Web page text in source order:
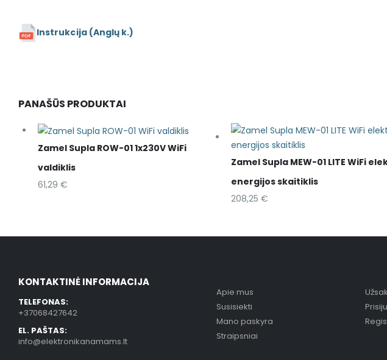
Instrukcija (Anglų k.)
PANAŠŪS PRODUKTAI
Zamel Supla ROW-01 1x230V WiFi
valdiklis
61,29 €
Zamel Supla MEW-01 LITE WiFi
energijos skaitiklis
208,25 €
KONTAKTINĖ INFORMACIJA
TELEFONAS:
+37068427642
EL. PAŠTAS:
info@elektronikanamams.lt
Apie mus
Susisiekti
Mano paskyra
Straipsniai